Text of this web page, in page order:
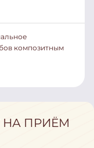
композитным
НА ПРИЁМ